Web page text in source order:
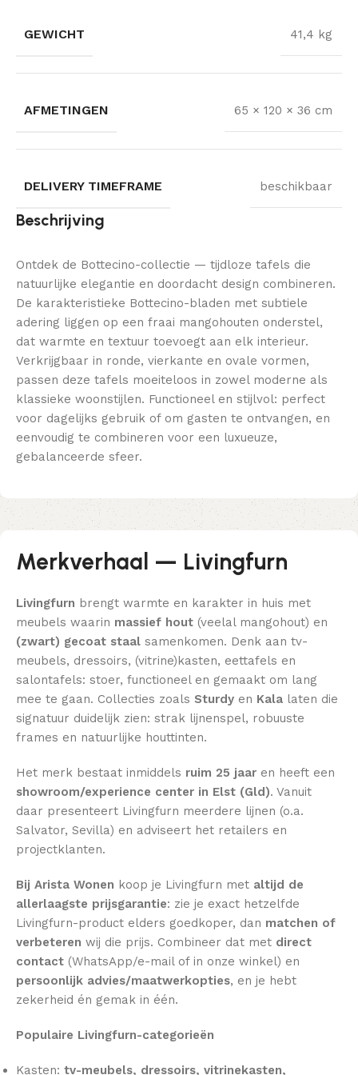
GEWICHT 41,4 kg
AFMETINGEN 65 × 120 × 36 cm
DELIVERY TIMEFRAME beschikbaar
Beschrijving
Ontdek de Bottecino-collectie — tijdloze tafels die
natuurlijke elegantie en doordacht design combineren.
De karakteristieke Bottecino-bladen met subtiele
adering liggen op een fraai mangohouten onderstel,
dat warmte en textuur toevoegt aan elk interieur.
Verkrijgbaar in ronde, vierkante en ovale vormen,
passen deze tafels moeiteloos in zowel moderne als
klassieke woonstijlen. Functioneel en stijlvol: perfect
voor dagelijks gebruik of om gasten te ontvangen, en
eenvoudig te combineren voor een luxueuze,
gebalanceerde sfeer.
Merkverhaal — Livingfurn
Livingfurn brengt warmte en karakter in huis met
meubels waarin massief hout (veelal mangohout) en
(zwart) gecoat staal samenkomen. Denk aan tv-
meubels, dressoirs, (vitrine)kasten, eettafels en
salontafels: stoer, functioneel en gemaakt om lang
mee te gaan. Collecties zoals Sturdy en Kala laten die
signatuur duidelijk zien: strak lijnenspel, robuuste
frames en natuurlijke houttinten.
Het merk bestaat inmiddels ruim 25 jaar en heeft een
showroom/experience center in Elst (Gld). Vanuit
daar presenteert Livingfurn meerdere lijnen (o.a.
Salvator, Sevilla) en adviseert het retailers en
projectklanten.
Bij Arista Wonen koop je Livingfurn met altijd de
allerlaagste prijsgarantie: zie je exact hetzelfde
Livingfurn-product elders goedkoper, dan matchen of
verbeteren wij die prijs. Combineer dat met direct
contact (WhatsApp/e-mail of in onze winkel) en
persoonlijk advies/maatwerkopties, en je hebt
zekerheid én gemak in één.
Populaire Livingfurn-categorieën
Kasten: tv-meubels, dressoirs, vitrinekasten,